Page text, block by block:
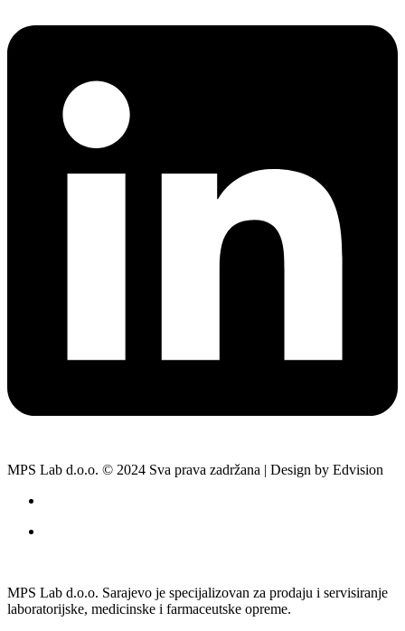
MPS Lab d.o.o. © 2024 Sva prava zadržana | Design by Edvision
MPS Lab d.o.o. Sarajevo je specijalizovan za prodaju i servisiranje
laboratorijske, medicinske i farmaceutske opreme.